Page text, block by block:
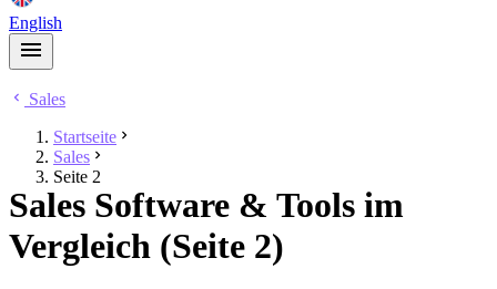
English
Sales
Startseite
Sales
Seite 2
Sales Software & Tools im
Vergleich (Seite 2)